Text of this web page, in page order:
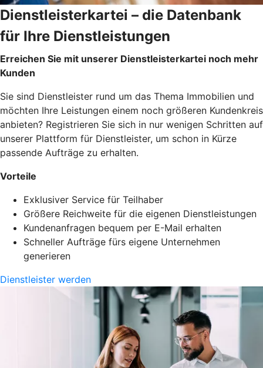
Dienstleisterkartei – die Datenbank
für Ihre Dienstleistungen
Erreichen Sie mit unserer Dienstleisterkartei noch mehr
Kunden
Sie sind Dienstleister rund um das Thema Immobilien und
möchten Ihre Leistungen einem noch größeren Kundenkreis
anbieten? Registrieren Sie sich in nur wenigen Schritten auf
unserer Plattform für Dienstleister, um schon in Kürze
passende Aufträge zu erhalten.
Vorteile
Exklusiver Service für Teilhaber
Größere Reichweite für die eigenen Dienstleistungen
Kundenanfragen bequem per E-Mail erhalten
Schneller Aufträge fürs eigene Unternehmen
generieren
Dienstleister werden